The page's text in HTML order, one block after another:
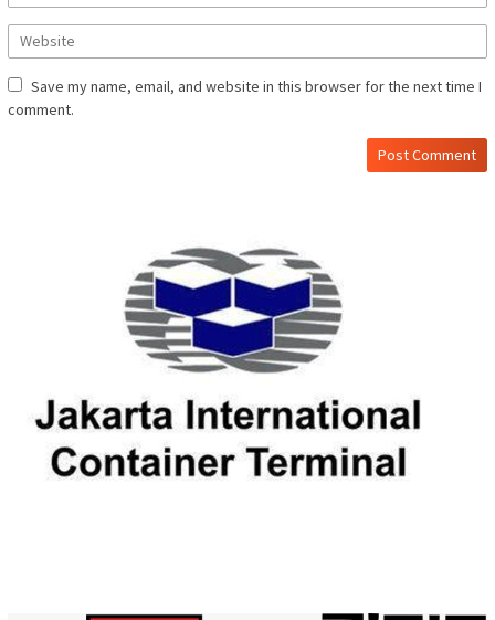
Save my name, email, and website in this browser for the next time I
comment.